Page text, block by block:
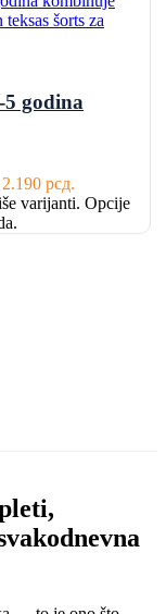
5 godina
рсд.
varijanti. Opcije